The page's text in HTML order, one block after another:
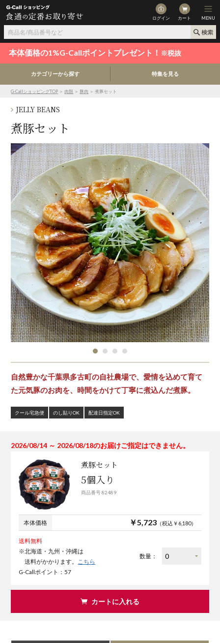
ログイン カート MENU
本体価格の1%G-Callポイントプレゼント！ ※税抜
カテゴリーから探す 特集を見る
G-CallショッピングTOP ＞肉類 ＞ 豚肉 ＞ 煮豚セット
JELLY BEANS
煮豚セット
自然豊かな千葉県多古町の自社農場で、愛情を込めて育て
た元気豚のお肉を、時間をかけて丁寧に煮込んだ煮豚。
クール宅急便 のし貼りOK 配達日指定OK
2026/08/14 ～ 2026/08/18のお届けご指定はできません。
煮豚セット
5個入り
商品番号 82489
本体価格 ￥5,723（税込￥6,180）
送料無料
※北海道・九州・沖縄は
送料がかかります。
こちら
G-Callポイント：57
数量：
カートに入れる